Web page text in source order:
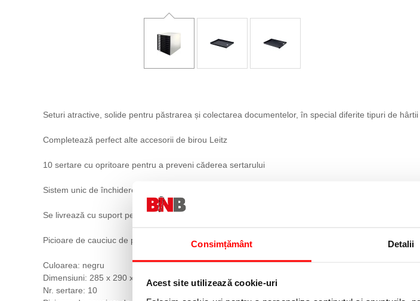
Consimțământ Detalii
Acest site utilizează cookie-uri
Seturi atractive, solide pentru păstrarea și colectarea documentelor, în special diferite tipuri de hârtii
Completează perfect alte accesorii de birou Leitz
10 sertare cu opritoare pentru a preveni căderea sertarului
Sistem unic de închidere a sertarului, o apăsare și sertarul rămâne închis
Se livrează cu suport pentru etichetă snap-on și etichetă pentru preluarea ușoară a documentelor
Picioare de cauciuc de protecție antiderapant, stivuibile până la 3 înălțimi pentru economisirea
Culoarea: negru
Dimensiuni: 285 x 290 x 355 mm
Nr. sertare: 10